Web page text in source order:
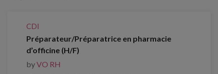
CDI
Préparateur/Préparatrice en pharmacie
d’officine (H/F)
byVO RH